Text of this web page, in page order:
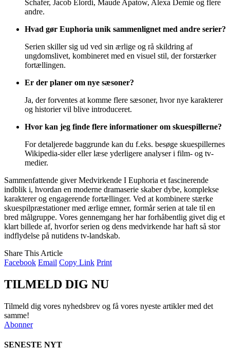
Schafer, Jacob Elordi, Maude Apatow, Alexa Demie og flere
andre.
Hvad gør Euphoria unik sammenlignet med andre serier?
Serien skiller sig ud ved sin ærlige og rå skildring af
ungdomslivet, kombineret med en visuel stil, der forstærker
fortællingen.
Er der planer om nye sæsoner?
Ja, der forventes at komme flere sæsoner, hvor nye karakterer
og historier vil blive introduceret.
Hvor kan jeg finde flere informationer om skuespillerne?
For detaljerede baggrunde kan du f.eks. besøge skuespillernes
Wikipedia-sider eller læse yderligere analyser i film- og tv-
medier.
Sammenfattende giver Medvirkende I Euphoria et fascinerende
indblik i, hvordan en moderne dramaserie skaber dybe, komplekse
karakterer og engagerende fortællinger. Ved at kombinere stærke
skuespilpræstationer med ærlige emner, formår serien at tale til en
bred målgruppe. Vores gennemgang her har forhåbentlig givet dig et
klart billede af, hvorfor serien og dens medvirkende har haft så stor
indflydelse på nutidens tv-landskab.
Share This Article
Facebook Email Copy Link Print
TILMELD DIG NU
Tilmeld dig vores nyhedsbrev og få vores nyeste artikler med det
samme!
Abonner
SENESTE NYT